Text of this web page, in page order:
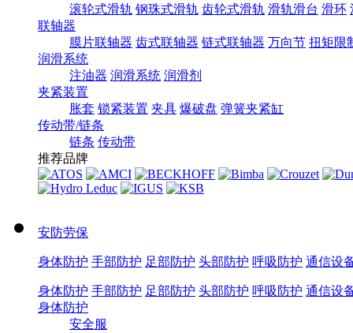
滚轮式滑轨 钢珠式滑轨 齿轮式滑轨 滑轨滑台 滑环
联轴器
膜片联轴器 齿式联轴器 链式联轴器 万向节 扭矩限
润滑系统
注油器 润滑系统 润滑剂
夹紧装置
胀套 锁紧装置 夹具 爆破盘 弹簧夹紧缸
传动带/链条
链条 传动带
推荐品牌
安防劳保
身体防护 手部防护 足部防护 头部防护 呼吸防护 通信设
身体防护 手部防护 足部防护 头部防护 呼吸防护 通信设
身体防护
安全服